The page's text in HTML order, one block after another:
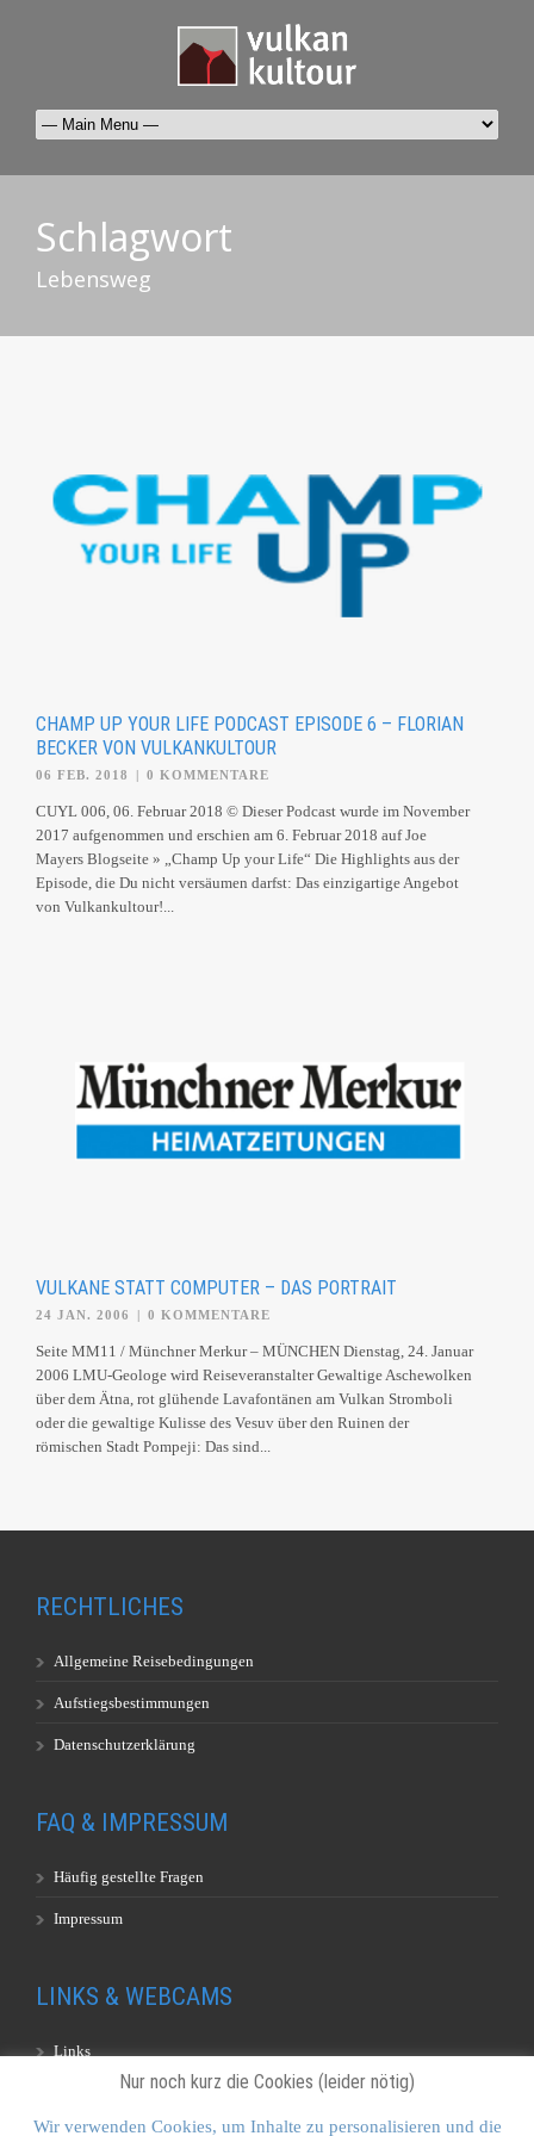
Schlagwort
Lebensweg
CHAMP UP YOUR LIFE PODCAST EPISODE 6 – FLORIAN
BECKER VON VULKANKULTOUR
06 FEB. 2018 | 0 KOMMENTARE
CUYL 006, 06. Februar 2018 © Dieser Podcast wurde im November
2017 aufgenommen und erschien am 6. Februar 2018 auf Joe
Mayers Blogseite » „Champ Up your Life“ Die Highlights aus der
Episode, die Du nicht versäumen darfst: Das einzigartige Angebot
von Vulkankultour!...
VULKANE STATT COMPUTER – DAS PORTRAIT
24 JAN. 2006 0 KOMMENTARE
Seite MM11 / Münchner Merkur – MÜNCHEN Dienstag, 24. Januar
2006 LMU-Geologe wird Reiseveranstalter Gewaltige Aschewolken
über dem Ätna, rot glühende Lavafontänen am Vulkan Stromboli
oder die gewaltige Kulisse des Vesuv über den Ruinen der
römischen Stadt Pompeji: Das sind...
RECHTLICHES
Allgemeine Reisebedingungen
Aufstiegsbestimmungen
Datenschutzerklärung
FAQ & IMPRESSUM
Häufig gestellte Fragen
Impressum
LINKS & WEBCAMS
Links
Nur noch kurz die Cookies (leider nötig)
Wir verwenden Cookies, um Inhalte zu personalisieren und die